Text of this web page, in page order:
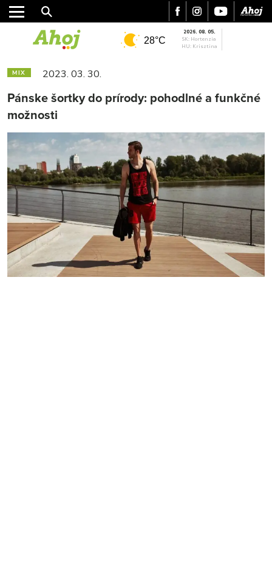
28°C
2026. 08. 05.
SK: Hortenzia
HU: Krisztina
MIX 2023. 03. 30.
Pánske šortky do prírody: pohodlné a funkčné
možnosti